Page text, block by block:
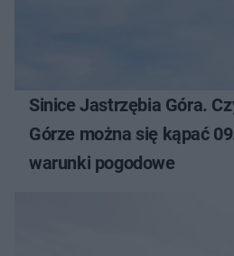
Sinice Jastrzębia Góra.
Górze można się kąpać
warunki pogodowe